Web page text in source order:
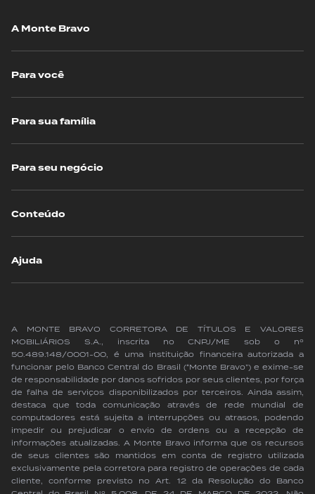
A Monte Bravo
Para você
Para sua família
Para seu negócio
Conteúdo
Ajuda
A MONTE BRAVO CORRETORA DE TÍTULOS E VALORES
MOBILIÁRIOS S.A., inscrita no CNPJ/ME sob o nº
50.489.148/0001-00, é uma instituição financeira autorizada a
funcionar pelo Banco Central do Brasil (“Monte Bravo”) e exime-se
de responsabilidade por danos sofridos por seus clientes, por força
de falha de serviços disponibilizados por terceiros. Ainda assim,
destaca que toda comunicação através de rede mundial de
computadores está sujeita a interrupções ou atrasos, podendo
impedir ou prejudicar o envio de ordens ou a recepção de
informações atualizadas. A Monte Bravo informa que os recursos
de seus clientes são mantidos em conta de registro utilizada
exclusivamente pela corretora para registro de operações de cada
cliente, conforme previsto no Art. 12 da Resolução do Banco